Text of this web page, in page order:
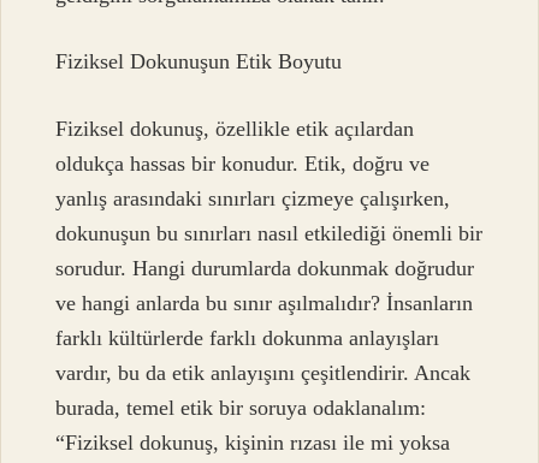
Fiziksel Dokunuşun Etik Boyutu
Fiziksel dokunuş, özellikle etik açılardan
oldukça hassas bir konudur. Etik, doğru ve
yanlış arasındaki sınırları çizmeye çalışırken,
dokunuşun bu sınırları nasıl etkilediği önemli bir
sorudur. Hangi durumlarda dokunmak doğrudur
ve hangi anlarda bu sınır aşılmalıdır? İnsanların
farklı kültürlerde farklı dokunma anlayışları
vardır, bu da etik anlayışını çeşitlendirir. Ancak
burada, temel etik bir soruya odaklanalım:
“Fiziksel dokunuş, kişinin rızası ile mi yoksa